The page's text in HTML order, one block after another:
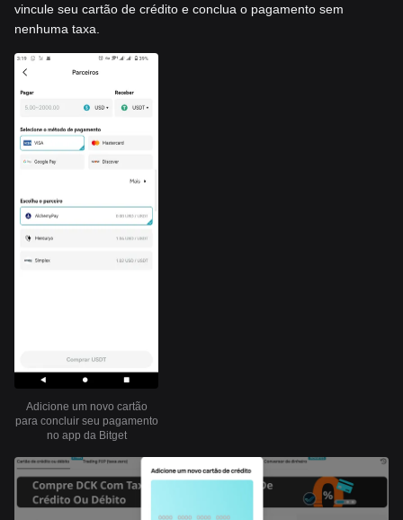
vincule seu cartão de crédito e conclua o pagamento sem
nenhuma taxa.
Adicione um novo cartão
para concluir seu pagamento
no app da Bitget